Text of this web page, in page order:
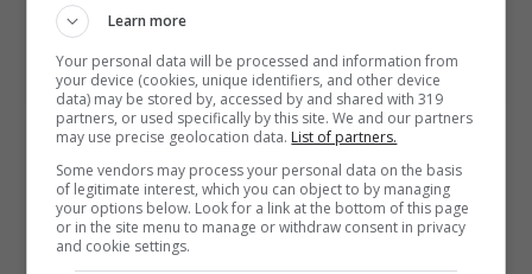
Mostra Informazioni
PlanetWin365
BONUS PLANETWIN365: FINO A 2050€
Planetwin365: 2050€ per sport e scommesse
Learn more
Your personal data will be processed and information from
your device (cookies, unique identifiers, and other device
data) may be stored by, accessed by and shared with 319
partners, or used specifically by this site. We and our partners
may use precise geolocation data. List of partners.
Some vendors may process your personal data on the basis
of legitimate interest, which you can object to by managing
your options below. Look for a link at the bottom of this page
or in the site menu to manage or withdraw consent in privacy
and cookie settings.